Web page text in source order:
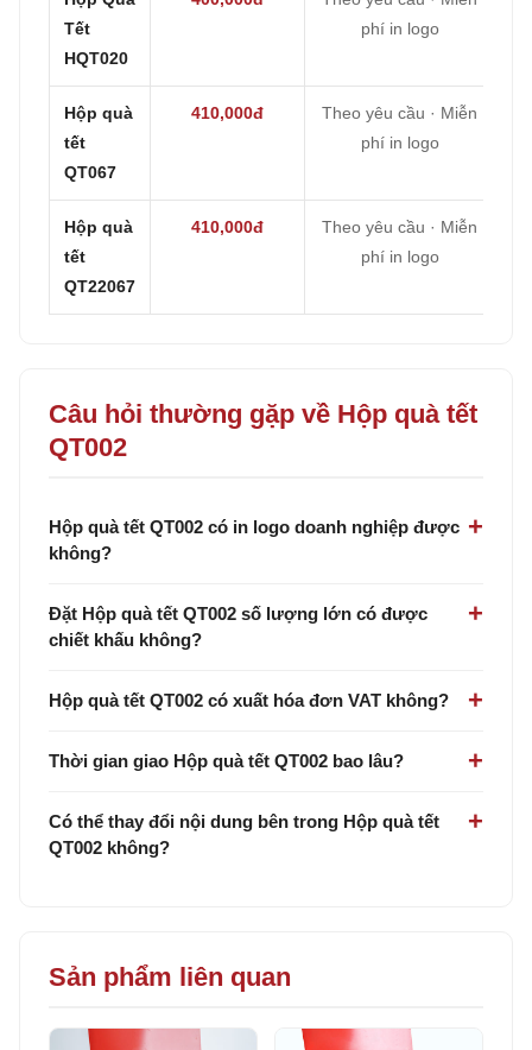
Tết
HQT020
phí in logo
Hộp quà
tết
QT067
410,000đ
Theo yêu cầu · Miễn
phí in logo
Hộp quà
tết
QT22067
410,000đ
Theo yêu cầu · Miễn
phí in logo
Câu hỏi thường gặp về Hộp quà tết
QT002
Hộp quà tết QT002 có in logo doanh nghiệp được
không?
Đặt Hộp quà tết QT002 số lượng lớn có được
chiết khấu không?
Hộp quà tết QT002 có xuất hóa đơn VAT không?
Thời gian giao Hộp quà tết QT002 bao lâu?
Có thể thay đổi nội dung bên trong Hộp quà tết
QT002 không?
Sản phẩm liên quan